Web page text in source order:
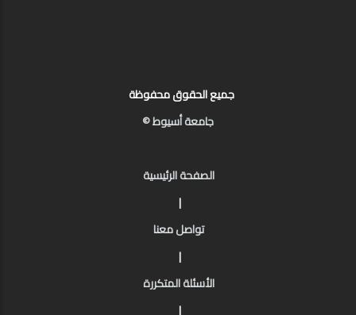
جميع الحقوق محفوظة
جامعة أسيوط ©
الصفحة الرئيسية
|
تواصل معنا
|
الأسئلة المتكررة
|